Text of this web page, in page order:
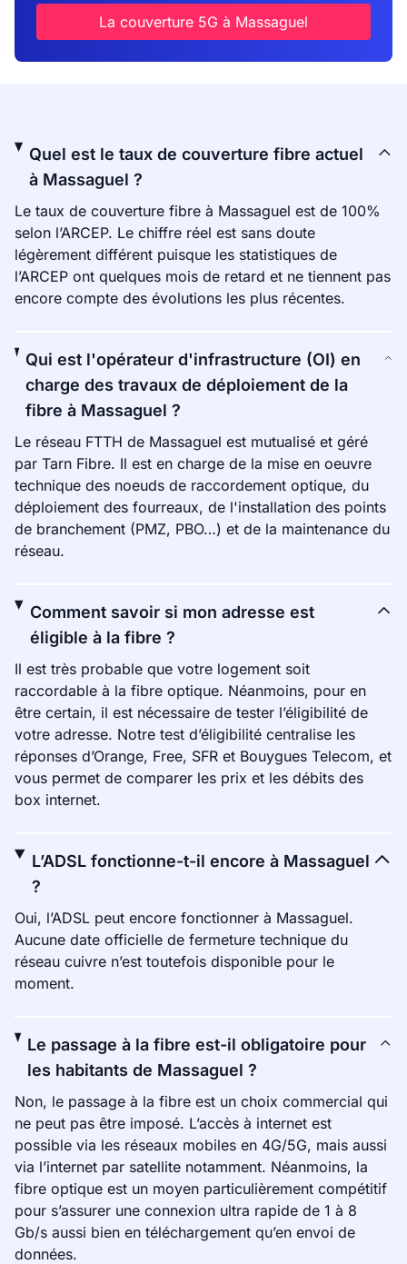
La couverture 5G à Massaguel
Quel est le taux de couverture fibre actuel
à Massaguel ?
Le taux de couverture fibre à Massaguel est de 100%
selon l’ARCEP. Le chiffre réel est sans doute
légèrement différent puisque les statistiques de
l’ARCEP ont quelques mois de retard et ne tiennent pas
encore compte des évolutions les plus récentes.
Qui est l'opérateur d'infrastructure (OI) en
charge des travaux de déploiement de la
fibre à Massaguel ?
Le réseau FTTH de Massaguel est mutualisé et géré
par Tarn Fibre. Il est en charge de la mise en oeuvre
technique des noeuds de raccordement optique, du
déploiement des fourreaux, de l'installation des points
de branchement (PMZ, PBO…) et de la maintenance du
réseau.
Comment savoir si mon adresse est
éligible à la fibre ?
Il est très probable que votre logement soit
raccordable à la fibre optique. Néanmoins, pour en
être certain, il est nécessaire de tester l’éligibilité de
votre adresse. Notre test d’éligibilité centralise les
réponses d’Orange, Free, SFR et Bouygues Telecom, et
vous permet de comparer les prix et les débits des
box internet.
L’ADSL fonctionne-t-il encore à Massaguel
?
Oui, l’ADSL peut encore fonctionner à Massaguel.
Aucune date officielle de fermeture technique du
réseau cuivre n’est toutefois disponible pour le
moment.
Le passage à la fibre est-il obligatoire pour
les habitants de Massaguel ?
Non, le passage à la fibre est un choix commercial qui
ne peut pas être imposé. L’accès à internet est
possible via les réseaux mobiles en 4G/5G, mais aussi
via l’internet par satellite notamment. Néanmoins, la
fibre optique est un moyen particulièrement compétitif
pour s’assurer une connexion ultra rapide de 1 à 8
Gb/s aussi bien en téléchargement qu’en envoi de
données.